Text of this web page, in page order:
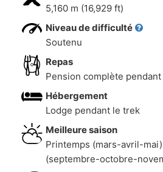
5,160 m (16,929 ft)
Niveau de difficulté
Soutenu
Repas
Pension complète
Hébergement
Lodge pendant le trek
Meilleure saison
Printemps (mars-avril-
(septembre-octobre-